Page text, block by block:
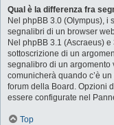
Qual è la differenza fra
Nel phpBB 3.0 (Olympus), i
segnalibri di un browser
Nel phpBB 3.1 (Ascraeus)
sottoscrizione di un
segnalibro di un argomento
comunicherà quando c’è
forum della Board. Opzioni
essere configurate nel
Top